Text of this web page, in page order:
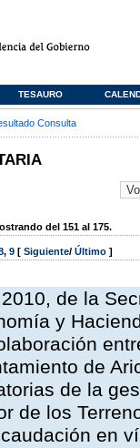
TESAURO
Consulta
del 151 al 175.
, 9 [ Siguiente/ Último ]
de la
y
de
de la
de los
en